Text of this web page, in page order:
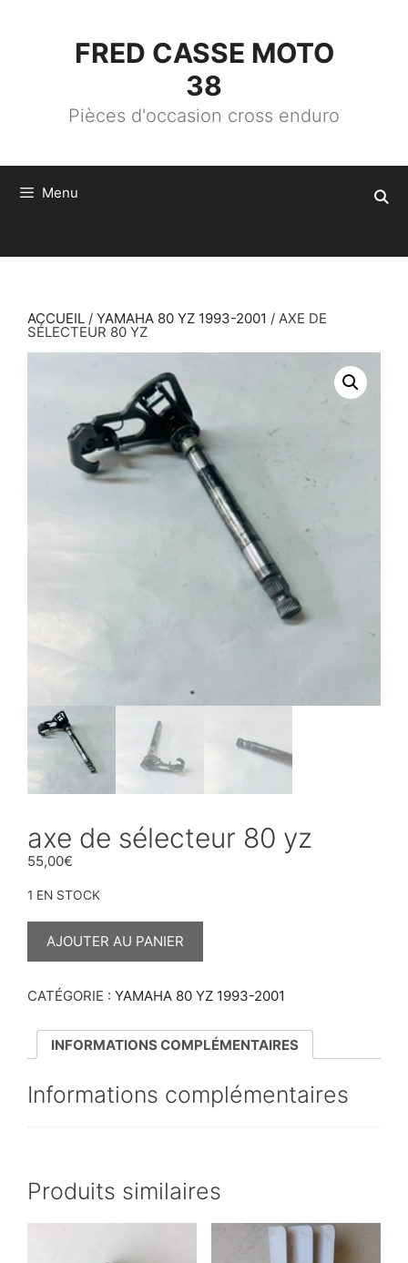
FRED CASSE MOTO
38
Pièces d'occasion cross enduro
Menu
ACCUEIL / YAMAHA 80 YZ 1993-2001 / AXE DE
SÉLECTEUR 80 YZ
axe de sélecteur 80 yz
55,00€
1 EN STOCK
QUANTITÉ
80
AJOUTER AU PANIER
CATÉGORIE : YAMAHA 80 YZ 1993-2001
INFORMATIONS COMPLÉMENTAIRES
Informations complémentaires
Produits similaires